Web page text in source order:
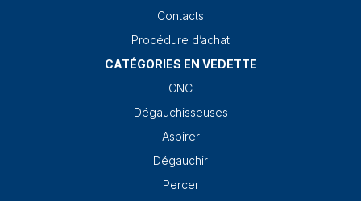
Contacts
Procédure d’achat
CATÉGORIES EN VEDETTE
CNC
Dégauchisseuses
Aspirer
Dégauchir
Percer